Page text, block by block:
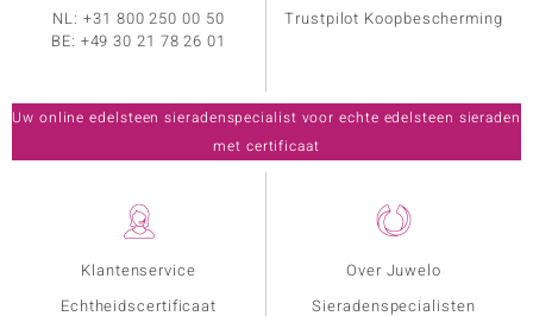
Klantenservice
Echtheidscertificaat
Over Juwelo
Sieradenspecialisten
NL:+31 800 250 00 50
BE: +49 30 21 78 26 01
Trustpilot Koopbescherming
Uw online edelsteen sieradenspecialist voor echte edelsteen sieraden
met certificaat